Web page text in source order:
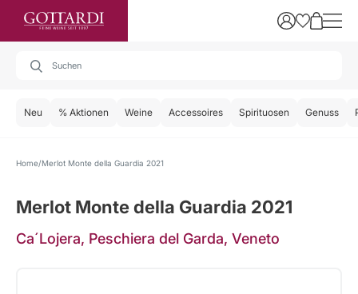
Neu % Aktionen Weine Accessoires Spirituosen Genuss
Home Merlot Monte della Guardia 2021
Merlot Monte della Guardia 2021
Ca´Lojera, Peschiera del Garda, Veneto